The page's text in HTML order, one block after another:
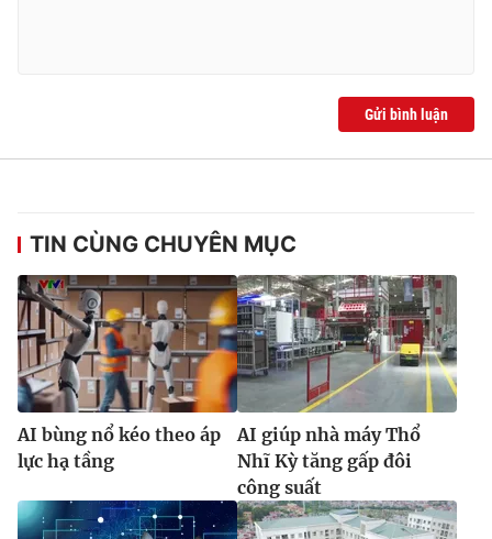
® Cấm sao chép dưới mọi hình thức nếu không có sự chấp
thuận bằng văn bản. Ghi rõ nguồn VTV.vn khi phát hành lại
thông tin từ website này.
Gửi bình luận
TIN CÙNG CHUYÊN MỤC
AI bùng nổ kéo theo áp
lực hạ tầng
AI giúp nhà máy Thổ
Nhĩ Kỳ tăng gấp đôi
công suất